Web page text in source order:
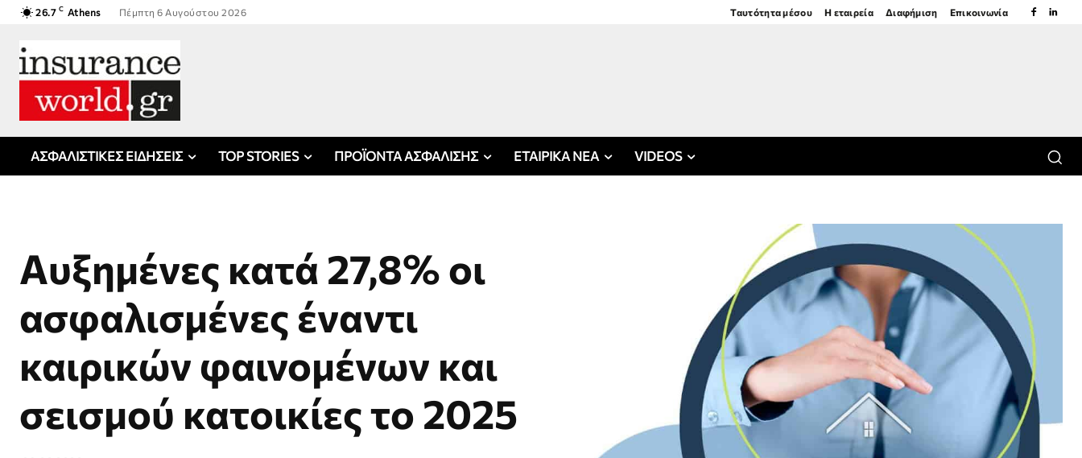
26.7 C Athens Πέμπτη 6 Αυγούστου 2026 Ταυτότητα μέσου Η εταιρεία Διαφήμιση Επικοινωνία
ΑΣΦΑΛΙΣΤΙΚΕΣ ΕΙΔΗΣΕΙΣ TOP STORIES ΠΡΟΪΟΝΤΑ ΑΣΦΑΛΙΣΗΣ ΕΤΑΙΡΙΚΑ ΝΕΑ VIDEOS
Αυξημένες κατά 27,8% οι
ασφαλισμένες έναντι
καιρικών φαινομένων και
σεισμού κατοικίες το 2025